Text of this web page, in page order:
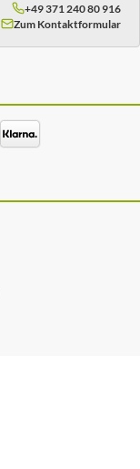
+49 371 240 80 916
Zum Kontaktformular